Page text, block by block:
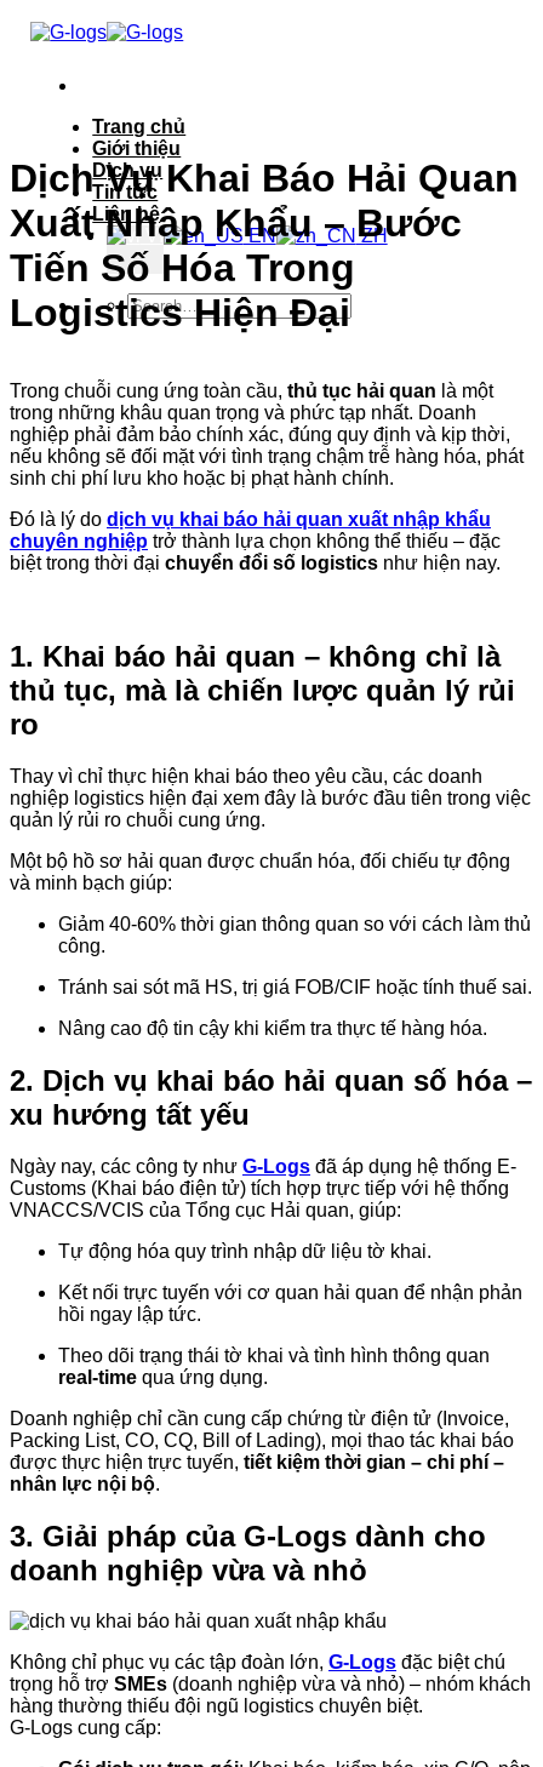
Bỏ
qua
Trang chủ
Giới thiệu
Dịch vụ
Tin tức
Liên hệ
VI
EN ZH
Dịch Vụ Khai Báo Hải Quan
Xuất Nhập Khẩu – Bước
Tiến Số Hóa Trong
Logistics Hiện Đại
Trong chuỗi cung ứng toàn cầu, thủ tục hải quan là một
trong những khâu quan trọng và phức tạp nhất. Doanh
nghiệp phải đảm bảo chính xác, đúng quy định và kịp thời,
nếu không sẽ đối mặt với tình trạng chậm trễ hàng hóa, phát
sinh chi phí lưu kho hoặc bị phạt hành chính.
Đó là lý do dịch vụ khai báo hải quan xuất nhập khẩu
chuyên nghiệp trở thành lựa chọn không thể thiếu – đặc
biệt trong thời đại chuyển đổi số logistics như hiện nay.
1. Khai báo hải quan – không chỉ là
thủ tục, mà là chiến lược quản lý rủi
ro
Thay vì chỉ thực hiện khai báo theo yêu cầu, các doanh
nghiệp logistics hiện đại xem đây là bước đầu tiên trong việc
quản lý rủi ro chuỗi cung ứng.
Một bộ hồ sơ hải quan được chuẩn hóa, đối chiếu tự động
và minh bạch giúp:
Giảm 40-60% thời gian thông quan so với cách làm thủ
công.
Tránh sai sót mã HS, trị giá FOB/CIF hoặc tính thuế sai.
Nâng cao độ tin cậy khi kiểm tra thực tế hàng hóa.
2. Dịch vụ khai báo hải quan số hóa –
xu hướng tất yếu
Ngày nay, các công ty như G-Logs đã áp dụng hệ thống E-
Customs (Khai báo điện tử) tích hợp trực tiếp với hệ thống
VNACCS/VCIS của Tổng cục Hải quan, giúp:
Tự động hóa quy trình nhập dữ liệu tờ khai.
Kết nối trực tuyến với cơ quan hải quan để nhận phản
hồi ngay lập tức.
Theo dõi trạng thái tờ khai và tình hình thông quan
real-time qua ứng dụng.
Doanh nghiệp chỉ cần cung cấp chứng từ điện tử (Invoice,
Packing List, CO, CQ, Bill of Lading), mọi thao tác khai báo
được thực hiện trực tuyến, tiết kiệm thời gian – chi phí –
nhân lực nội bộ.
3. Giải pháp của G-Logs dành cho
doanh nghiệp vừa và nhỏ
Không chỉ phục vụ các tập đoàn lớn, G-Logs đặc biệt chú
trọng hỗ trợ SMEs (doanh nghiệp vừa và nhỏ) – nhóm khách
hàng thường thiếu đội ngũ logistics chuyên biệt.
G-Logs cung cấp: